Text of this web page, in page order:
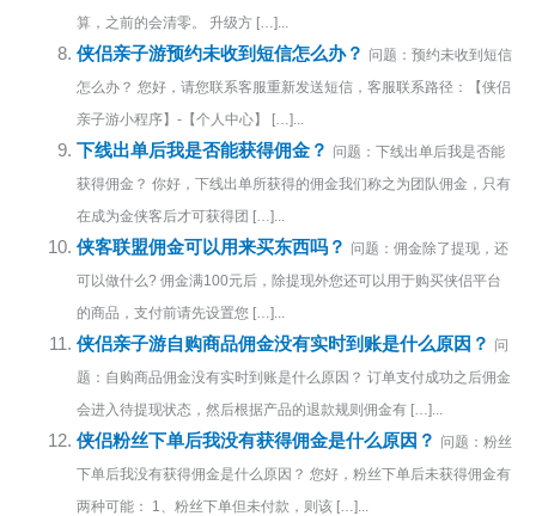
算，之前的会清零。 升级方 […]...
侠侣亲子游预约未收到短信怎么办？ 问题：预约未收到短信
怎么办？ 您好，请您联系客服重新发送短信，客服联系路径：【侠侣
亲子游小程序】-【个人中心】 […]...
下线出单后我是否能获得佣金？ 问题：下线出单后我是否能
获得佣金？ 你好，下线出单所获得的佣金我们称之为团队佣金，只有
在成为金侠客后才可获得团 […]...
侠客联盟佣金可以用来买东西吗？ 问题：佣金除了提现，还
可以做什么? 佣金满100元后，除提现外您还可以用于购买侠侣平台
的商品，支付前请先设置您 […]...
侠侣亲子游自购商品佣金没有实时到账是什么原因？ 问
题：自购商品佣金没有实时到账是什么原因？ 订单支付成功之后佣金
会进入待提现状态，然后根据产品的退款规则佣金有 […]...
侠侣粉丝下单后我没有获得佣金是什么原因？ 问题：粉丝
下单后我没有获得佣金是什么原因？ 您好，粉丝下单后未获得佣金有
两种可能： 1、粉丝下单但未付款，则该 […]...